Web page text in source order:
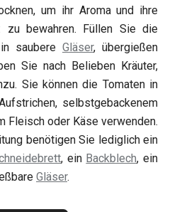
um ihr Aroma und ihre
zu bewahren. Füllen Sie die
saubere Gläser, übergießen
Sie nach Belieben Kräuter,
Sie können die Tomaten in
selbstgebackenem
Fleisch oder Käse verwenden.
benötigen Sie lediglich ein
, ein Backblech, ein
Gläser.